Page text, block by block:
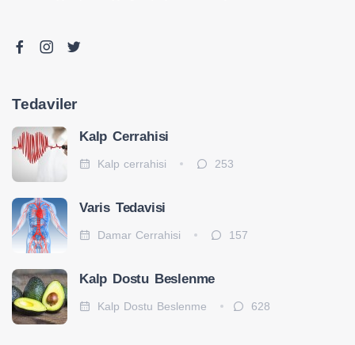
Tedaviler
Kalp Cerrahisi
Kalp cerrahisi 253
Varis Tedavisi
Damar Cerrahisi 157
Kalp Dostu Beslenme
Kalp Dostu Beslenme 628